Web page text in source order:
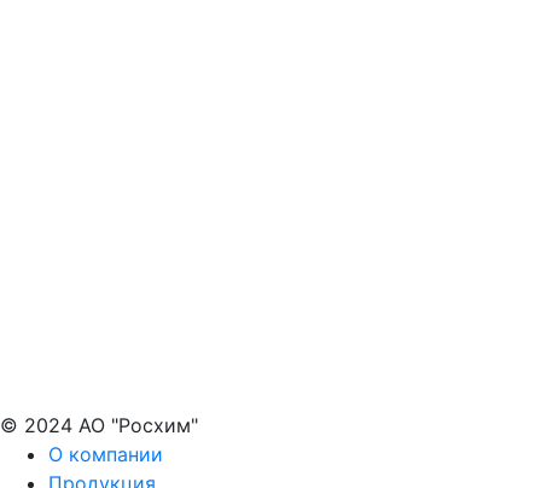
© 2024 АО "Росхим"
О компании